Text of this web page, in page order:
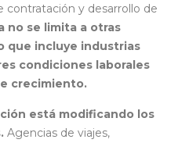
contratación y desarrollo de
no se limita a otras
que incluye industrias
condiciones laborales
crecimiento.
está modificando los
Agencias de viajes,